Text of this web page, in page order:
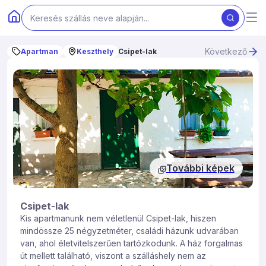
Apartman Keszthely Csipet-lak Következő
További képek
Csipet-lak
Kis apartmanunk nem véletlenül Csipet-lak, hiszen
mindössze 25 négyzetméter, családi házunk udvarában
van, ahol életvitelszerűen tartózkodunk. A ház forgalmas
út mellett található, viszont a szálláshely nem az